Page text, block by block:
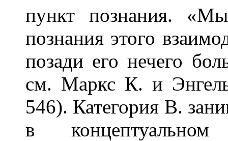
пункт познания.
познания этого
позади его нечего
см. Маркс К. и
546). Категория В.
в концептуальном